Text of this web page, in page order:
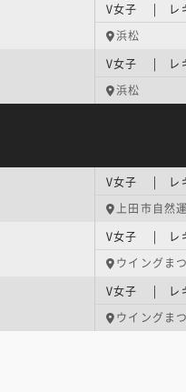
V女子 | レギ
浜松
V女子 | レギ
浜松
V女子 | レギ
上田市自然
V女子 | レギ
ウイングま
V女子 | レギ
ウイングま